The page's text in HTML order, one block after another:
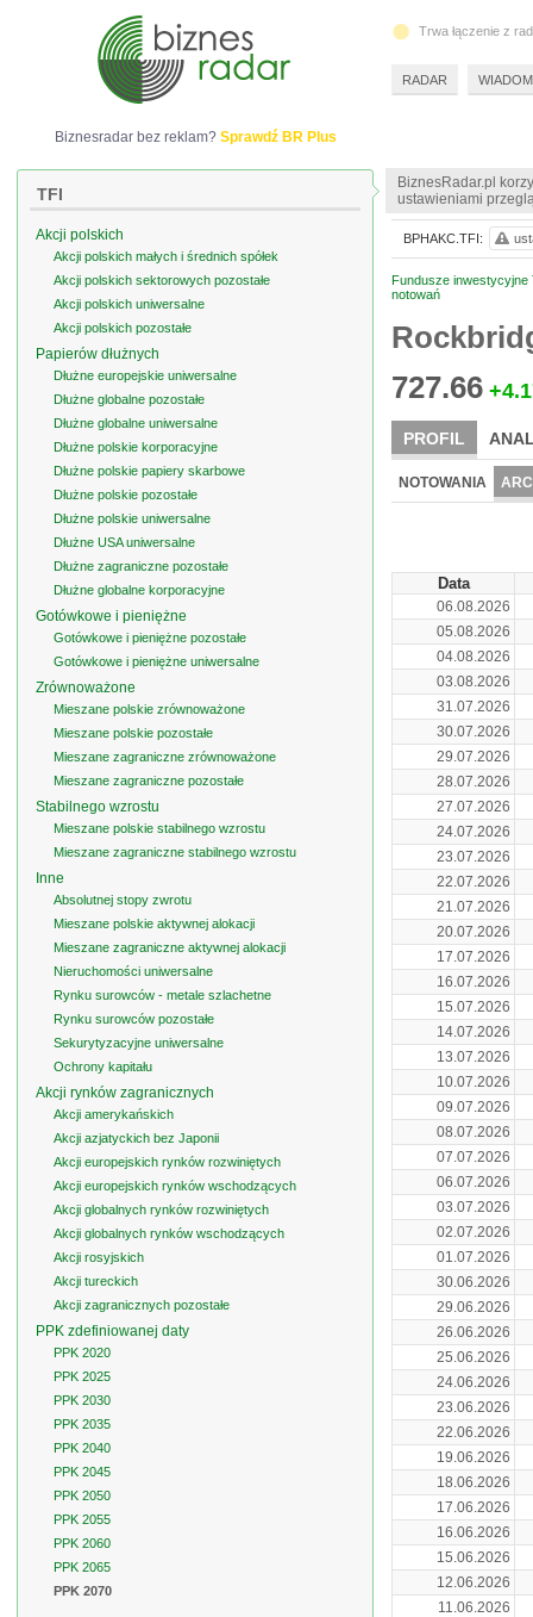
BiznesRadar.pl
ustawieniami
Fundusze inwestycyjne
notowań
727.66
PROFIL
NOTOWANIA
Data
06.08.2026
05.08.2026
04.08.2026
03.08.2026
31.07.2026
30.07.2026
29.07.2026
28.07.2026
27.07.2026
24.07.2026
23.07.2026
22.07.2026
21.07.2026
20.07.2026
17.07.2026
16.07.2026
15.07.2026
14.07.2026
13.07.2026
10.07.2026
09.07.2026
08.07.2026
07.07.2026
06.07.2026
03.07.2026
02.07.2026
01.07.2026
30.06.2026
29.06.2026
26.06.2026
25.06.2026
24.06.2026
23.06.2026
22.06.2026
19.06.2026
18.06.2026
17.06.2026
16.06.2026
15.06.2026
12.06.2026
11.06.2026
BPHAKC.TFI:
Biznesradar bez reklam? Sprawdź BR Plus
TFI
Akcji polskich
Akcji polskich małych i średnich spółek
Akcji polskich sektorowych pozostałe
Akcji polskich uniwersalne
Akcji polskich pozostałe
Papierów dłużnych
Dłużne europejskie uniwersalne
Dłużne globalne pozostałe
Dłużne globalne uniwersalne
Dłużne polskie korporacyjne
Dłużne polskie papiery skarbowe
Dłużne polskie pozostałe
Dłużne polskie uniwersalne
Dłużne USA uniwersalne
Dłużne zagraniczne pozostałe
Dłużne globalne korporacyjne
Gotówkowe i pieniężne
Gotówkowe i pieniężne pozostałe
Gotówkowe i pieniężne uniwersalne
Zrównoważone
Mieszane polskie zrównoważone
Mieszane polskie pozostałe
Mieszane zagraniczne zrównoważone
Mieszane zagraniczne pozostałe
Stabilnego wzrostu
Mieszane polskie stabilnego wzrostu
Mieszane zagraniczne stabilnego wzrostu
Inne
Absolutnej stopy zwrotu
Mieszane polskie aktywnej alokacji
Mieszane zagraniczne aktywnej alokacji
Nieruchomości uniwersalne
Rynku surowców - metale szlachetne
Rynku surowców pozostałe
Sekurytyzacyjne uniwersalne
Ochrony kapitału
Akcji rynków zagranicznych
Akcji amerykańskich
Akcji azjatyckich bez Japonii
Akcji europejskich rynków rozwiniętych
Akcji europejskich rynków wschodzących
Akcji globalnych rynków rozwiniętych
Akcji globalnych rynków wschodzących
Akcji rosyjskich
Akcji tureckich
Akcji zagranicznych pozostałe
PPK zdefiniowanej daty
PPK 2020
PPK 2025
PPK 2030
PPK 2035
PPK 2040
PPK 2045
PPK 2050
PPK 2055
PPK 2060
PPK 2065
PPK 2070
Trwa łączenie z
RADAR